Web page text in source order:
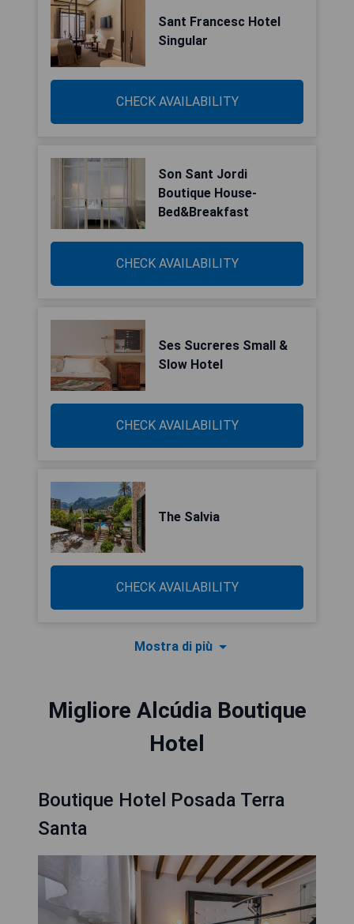
Sant Francesc Hotel
Singular
CHECK AVAILABILITY
Son Sant Jordi
Boutique House-
Bed&Breakfast
CHECK AVAILABILITY
Ses Sucreres Small &
Slow Hotel
CHECK AVAILABILITY
The Salvia
CHECK AVAILABILITY
Mostra di più
Migliore Alcúdia Boutique
Hotel
Boutique Hotel Posada Terra
Santa